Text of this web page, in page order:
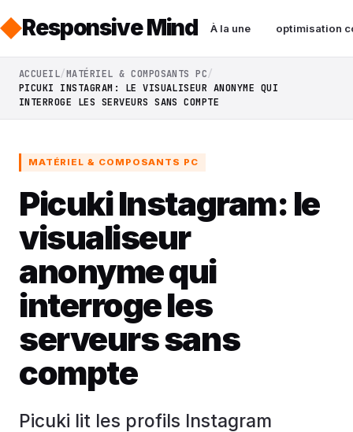
Responsive Mind À la une optimisation
ACCUEIL MATÉRIEL & COMPOSANTS PC
PICUKI INSTAGRAM: LE VISUALISEUR ANONYME QUI
INTERROGE LES SERVEURS SANS COMPTE
MATÉRIEL & COMPOSANTS PC
Picuki Instagram: le
visualiseur
anonyme qui
interroge les
serveurs sans
compte
Picuki lit les profils Instagram